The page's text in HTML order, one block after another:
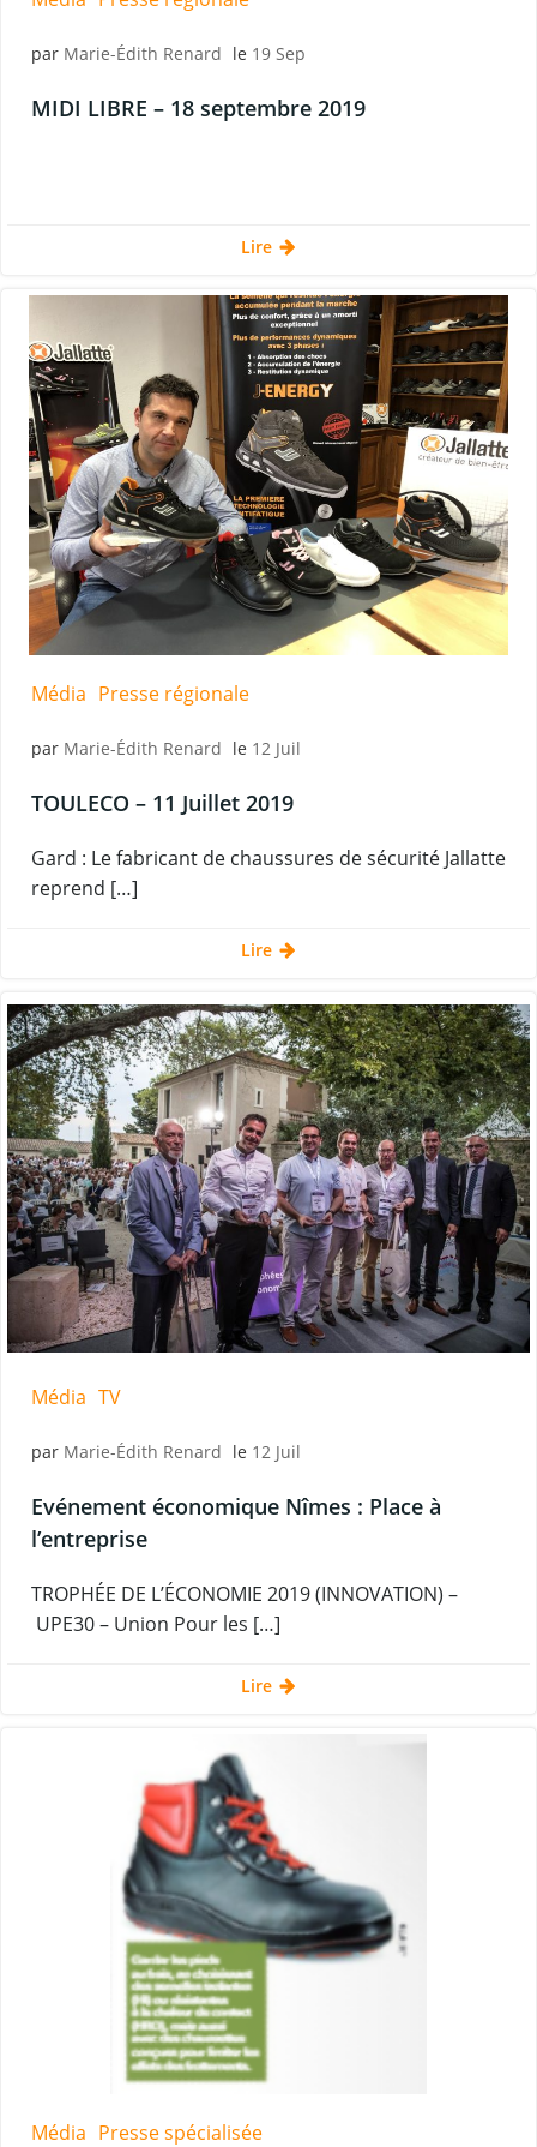
par Marie-Édith Renard le 19 Sep
MIDI LIBRE – 18 septembre 2019
Lire
Média Presse régionale
par Marie-Édith Renard le 12 Juil
TOULECO – 11 Juillet 2019
Gard : Le fabricant de chaussures de sécurité Jallatte
reprend […]
Lire
Média TV
par Marie-Édith Renard le 12 Juil
Evénement économique Nîmes : Place à
l’entreprise
TROPHÉE DE L’ÉCONOMIE 2019 (INNOVATION) –
UPE30 – Union Pour les […]
Lire
Média Presse spécialisée